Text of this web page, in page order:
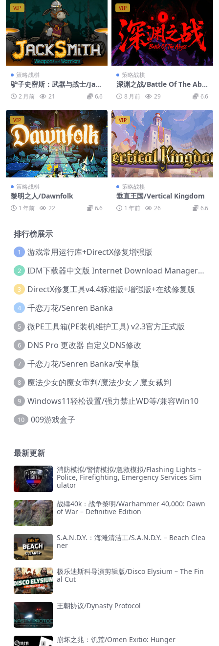
VIP
策略战棋
驴子史密斯：武器与战士/Jac
ksmith: Weapons and War
riors2 月前 21 6.6
VIP
策略战棋
深渊之战/Battle Of The Aby
ss 8 月前 29 6.6
VIP
策略战棋
黎明之人/Dawnfolk
1 年前 22 6.6
VIP
策略战棋
垂直王国/Vertical Kingdom
1 年前 26 6.6
排行榜展示
1 游戏常用运行库+DirectX修复增强版
2 IDM下载器中文版 Internet Download Manager v6.42.36 IDM
3 DirectX修复工具v4.4标准版+增强版+在线修复版
4 千恋万花/Senren Banka
5 微PE工具箱(PE装机维护工具) v2.3官方正式版
6 DNS Pro 更改器 自定义DNS修改
7 千恋万花/Senren Banka/安卓版
8 魔法少女的魔女审判/魔法少女ノ魔女裁判
9 Windows11轻松设置/强力禁止WD等/兼容Win10
10 009游戏盒子
最新更新
消防模拟/警情模拟/急救模拟/Flashing Lights –
Police, Firefighting, Emergency Services Sim
ulator
战锤40k：战争黎明/Warhammer 40,000: Dawn
of War – Definitive Edition
S.A.N.D.Y.：海滩清洁工/S.A.N.D.Y. – Beach Clea
ner
极乐迪斯科导演剪辑版/Disco Elysium – The Fin
al Cut
王朝协议/Dynasty Protocol
崩坏之兆：饥荒/Omen Exitio: Hunger